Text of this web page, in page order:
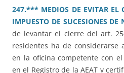
247.*** MEDIOS DE EVITAR EL
IMPUESTO DE SUCESIONES DE
de levantar el cierre del art.
residentes ha de considerarse
en la oficina competente con
en el Registro de la AEAT y